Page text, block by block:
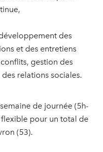
des
et des entretiens
gestion des
relations sociales.
de journée (5h-
pour un total de
(53).